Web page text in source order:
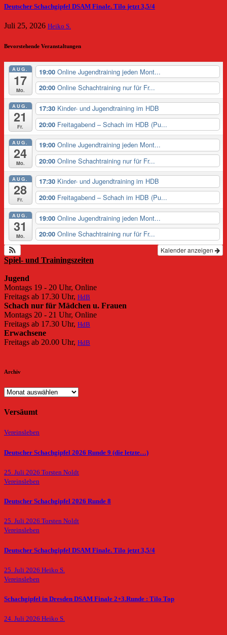
Deutscher Schachgipfel DSAM Finale. Tilo jetzt 3,5/4
Juli 25, 2026 Heiko S.
Bevorstehende Veranstaltungen
AUG.
17
Mo.
19:00 Online Jugendtraining jeden Mont...
20:00 Online Schachtraining nur für Fr...
AUG.
21
Fr.
17:30 Kinder- und Jugendtraining im HDB
20:00 Freitagabend – Schach im HDB (Pu...
AUG.
24
Mo.
19:00 Online Jugendtraining jeden Mont...
20:00 Online Schachtraining nur für Fr...
AUG.
28
Fr.
17:30 Kinder- und Jugendtraining im HDB
20:00 Freitagabend – Schach im HDB (Pu...
AUG.
31
Mo.
19:00 Online Jugendtraining jeden Mont...
20:00 Online Schachtraining nur für Fr...
Kalender anzeigen
Spiel- und Trainingszeiten
Jugend
Montags 19 - 20 Uhr, Online
Freitags ab 17.30 Uhr, HdB
Schach nur für Mädchen u. Frauen
Montags 20 - 21 Uhr, Online
Freitags ab 17.30 Uhr, HdB
Erwachsene
Freitags ab 20.00 Uhr, HdB
Archiv
Archiv
Versäumt
Vereinsleben
Deutscher Schachgipfel 2026 Runde 9 (die letzte…)
25. Juli 2026 Torsten Noldt
Vereinsleben
Deutscher Schachgipfel 2026 Runde 8
25. Juli 2026 Torsten Noldt
Vereinsleben
Deutscher Schachgipfel DSAM Finale. Tilo jetzt 3,5/4
25. Juli 2026 Heiko S.
Vereinsleben
Schachgipfel in Dresden DSAM Finale 2+3.Runde : Tilo Top
24. Juli 2026 Heiko S.